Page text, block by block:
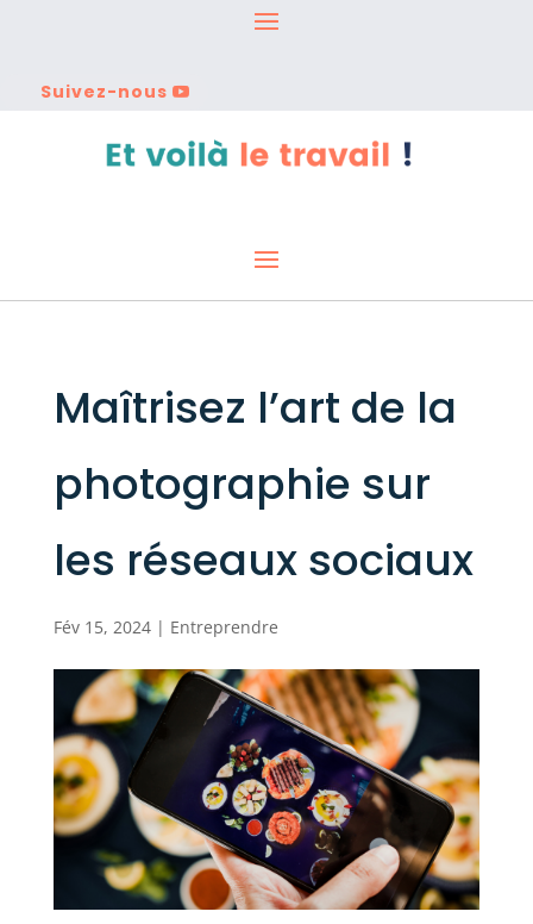
Suivez-nous
Maîtrisez l’art de la
photographie sur
les réseaux sociaux
Fév 15, 2024| Entreprendre